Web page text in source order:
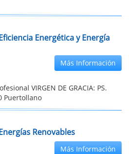
Energética y Energía
Más Información
VIRGEN DE GRACIA: PS.
Puertollano
Renovables
Más Información